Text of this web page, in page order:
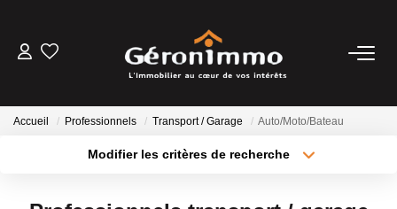
Accueil Professionnels Transport / Garage Auto/Moto/Bateau
Modifier les critères de recherche